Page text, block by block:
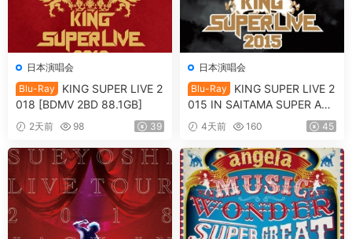
日本演唱会
Blu-Ray
KING SUPER LIVE 2
018 [BDMV 2BD 88.1GB]
2天前 98 39
日本演唱会
Blu-Ray
KING SUPER LIVE 2
015 IN SAITAMA SUPER ARE
NA [BDMV 90.9GB]
4天前 160 45